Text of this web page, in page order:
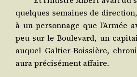
quelques semaines de
à un per­son­nage que l’Ar­mée
peu sur le Bou­le­vard, un
auquel Gal­tier-Bois­sière,
aura pré­ci­sé­ment affaire.